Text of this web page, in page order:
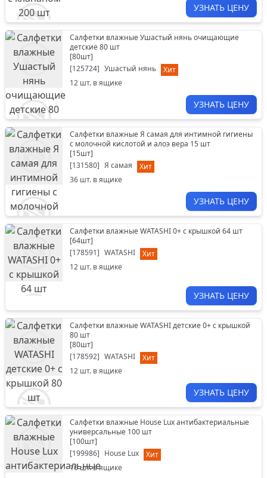
УЗНАТЬ ЦЕНУ
Салфетки влажные Ушастый нянь очищающие
детские 80 шт
[80шт]
[125724] Ушастый нянь
Хит
12 шт. в ящике
УЗНАТЬ ЦЕНУ
Салфетки влажные Я самая для интимной гигиены
с молочной кислотой и алоэ вера 15 шт
[15шт]
[131580] Я самая
Хит
36 шт. в ящике
УЗНАТЬ ЦЕНУ
Салфетки влажные WATASHI 0+ с крышкой 64 шт
[64шт]
[178591] WATASHI
Хит
12 шт. в ящике
УЗНАТЬ ЦЕНУ
Салфетки влажные WATASHI детские 0+ с крышкой
80 шт
[80шт]
[178592] WATASHI
Хит
12 шт. в ящике
УЗНАТЬ ЦЕНУ
Салфетки влажные House Lux антибактериальные
универсальные 100 шт
[100шт]
[199986] House Lux
Хит
16шт. в ящике